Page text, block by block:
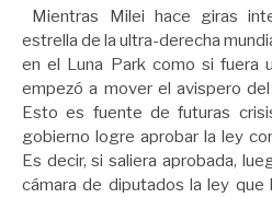
Mientras Milei hace giras
estrella de la ultra-derecha
en el Luna Park como si fuera
empezó a mover el avispero
Esto es fuente de futuras
gobierno logre aprobar la ley
Es decir, si saliera aprobada,
cámara de diputados la ley que